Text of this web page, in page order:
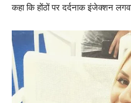
कहा कि होंठों पर दर्दनाक इंजेक्शन